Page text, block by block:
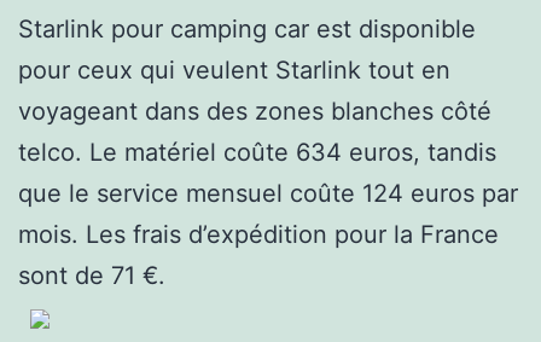
Starlink pour camping car est disponible
pour ceux qui veulent Starlink tout en
voyageant dans des zones blanches côté
telco. Le matériel coûte 634 euros, tandis
que le service mensuel coûte 124 euros par
mois. Les frais d’expédition pour la France
sont de 71 €.